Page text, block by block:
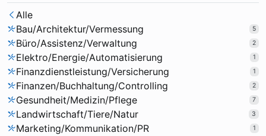
Alle
Bau/Architektur/Vermessung
5
Büro/Assistenz/Verwaltung 2
Elektro/Energie/Automatisierung 1
Finanzdienstleistung/Versicherung 1
Finanzen/Buchhaltung/Controlling 2
Gesundheit/Medizin/Pflege 7
Landwirtschaft/Tiere/Natur 3
Marketing/Kommunikation/PR 1